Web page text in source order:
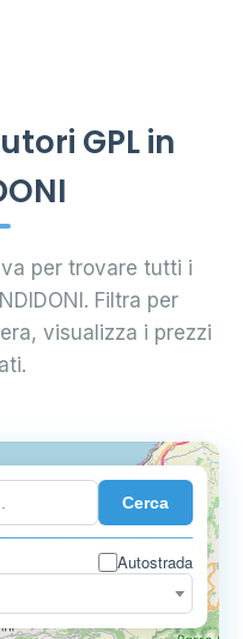
GPL in
per trovare tutti i
Filtra per
visualizza i prezzi
Cerca
Autostrada
0.850 €